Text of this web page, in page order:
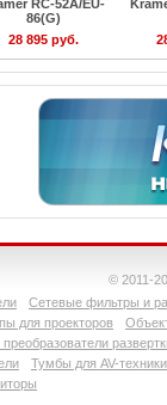
RC-52A/EU-
86(G)
28 895 руб.
© 2011-
Сетевые фильтры и
для проекторов
Тумбы для AV-техники